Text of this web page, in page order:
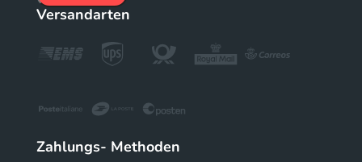
Versandarten
Zahlungs- Methoden